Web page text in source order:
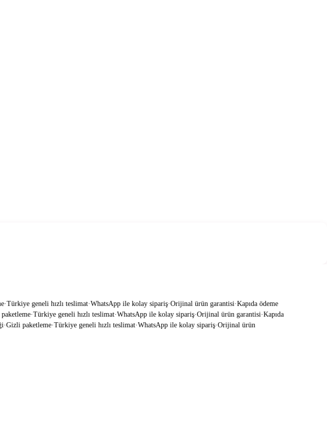
Türkiye geneli hızlı teslimat·WhatsApp ile kolay sipariş·Orijinal ürün garantisi·Kapıda ödeme
·Türkiye geneli hızlı teslimat·WhatsApp ile kolay sipariş·Orijinal ürün garantisi·Kapıda
Gizli paketleme·Türkiye geneli hızlı teslimat·WhatsApp ile kolay sipariş·Orijinal ürün